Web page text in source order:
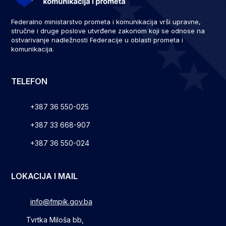
Federalno ministarstvo prometa i komunikacija vrši upravne,
stručne i druge poslove utvrđene zakonom koji se odnose na
ostvarivanje nadležnosti Federacije u oblasti prometa i
komunikacija.
TELEFON
+387 36 550-025
+387 33 668-907
+387 36 550-024
LOKACIJA I MAIL
info@fmpik.gov.ba
Tvrtka Miloša bb,